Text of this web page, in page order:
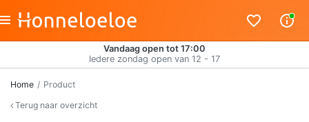
Vandaag open tot 17:00
Iedere zondag open van 12 - 17
Home
Product
Terug naar overzicht